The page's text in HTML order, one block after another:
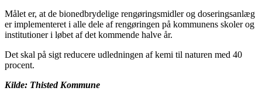
Målet er, at de bionedbrydelige rengøringsmidler og doseringsanlæg
er implementeret i alle dele af rengøringen på kommunens skoler og
institutioner i løbet af det kommende halve år.
Det skal på sigt reducere udledningen af kemi til naturen med 40
procent.
Kilde: Thisted Kommune